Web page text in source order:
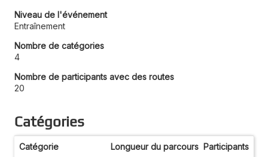
Niveau de l'événement
Entraînement
Nombre de catégories
4
Nombre de participants avec des routes
20
Catégories
Catégorie Longueur du parcours Participants